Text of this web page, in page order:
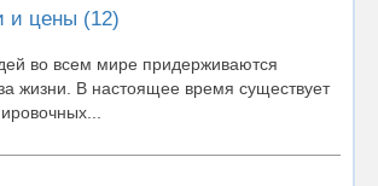
и цены (12)
во всем мире придерживаются
жизни. В настоящее время существует